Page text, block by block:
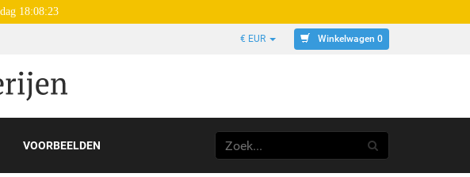
dag 18:08:22
€ EUR Winkelwagen 0
VOORBEELDEN